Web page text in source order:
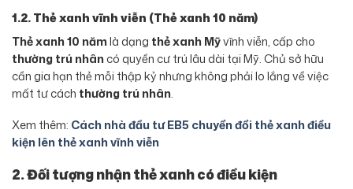
1.2. Thẻ xanh vĩnh viễn (Thẻ xanh 10 năm)
Thẻ xanh 10 nămlà dạng thẻ xanh Mỹvĩnh viễn, cấp cho
thường trú nhâncó quyền cư trú lâu dài tại Mỹ. Chủ sở hữu
cần gia hạn thẻ mỗi thập kỷ nhưng không phải lo lắng về việc
mất tư cách thường trú nhân.
Xem thêm: Cách nhà đầu tư EB5 chuyển đổi thẻ xanh điều
kiện lên thẻ xanh vĩnh viễn
2. Đối tượng nhận thẻ xanh có điều kiện